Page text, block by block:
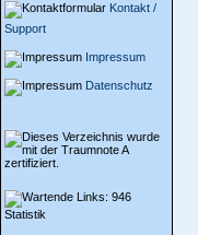
Kontakt /
Support
Impressum
Datenschutz
Statistik